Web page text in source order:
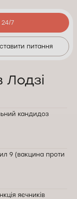
7
питання
Лодзі
кандидоз
9 (вакцина проти
яєчників